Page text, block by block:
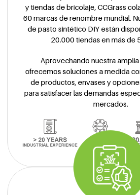
y tiendas de bricolaje, CCGrass
60 marcas de renombre mundial.
de pasto sintético DIY están
20.000 tiendas en más de
Aprovechando nuestra amplia
ofrecemos soluciones a medida
de productos, envases y
para satisfacer las demandas
mercados.